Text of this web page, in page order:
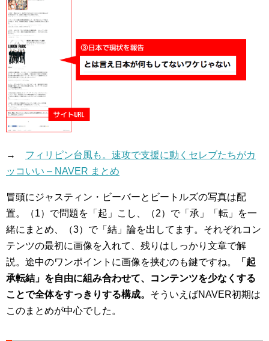
→ フィリピン台風も。速攻で支援に動くセレブたちがカ
ッコいい – NAVER まとめ
冒頭にジャスティン・ビーバーとビートルズの写真は配
置。（1）で問題を「起」こし、（2）で「承」「転」を一
緒にまとめ、（3）で「結」論を出してます。それぞれコン
テンツの最初に画像を入れて、残りはしっかり文章で解
説。途中のワンポイントに画像を挟むのも鍵ですね。
「起
承転結」を自由に組み合わせて、コンテンツを少なくする
ことで全体をすっきりする構成。 そういえばNAVER初期は
このまとめが中心でした。